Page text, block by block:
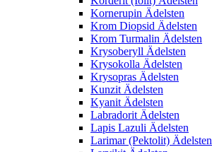
Kornerupin Ädelsten
Krom Diopsid Ädelsten
Krom Turmalin Ädelsten
Krysoberyll Ädelsten
Krysokolla Ädelsten
Krysopras Ädelsten
Kunzit Ädelsten
Kyanit Ädelsten
Labradorit Ädelsten
Lapis Lazuli Ädelsten
Larimar (Pektolit) Ädelsten